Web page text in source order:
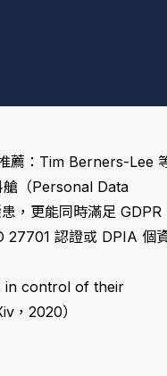
薦：Tim Berners-Lee
艙（Personal Data
，更能同時滿足 GDPR
27701 認證或 DPIA 個
in control of their
，2020）